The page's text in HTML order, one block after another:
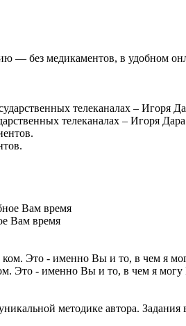
— без медикаментов, в удобном
телеканалах – Игоря Дара
Вам время
Это - именно Вы и то, в чем я